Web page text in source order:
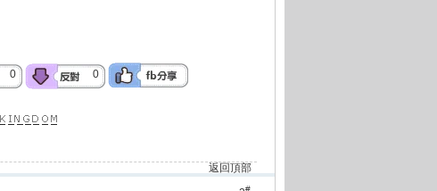
0 0
返回頂部
#